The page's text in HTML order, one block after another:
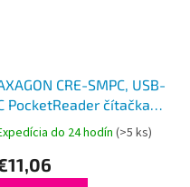
CRE-SMPC, USB-
PocketReader čítačka
kariet Smart
card (eObčanka, eID
do 24 hodín(>5 ks)